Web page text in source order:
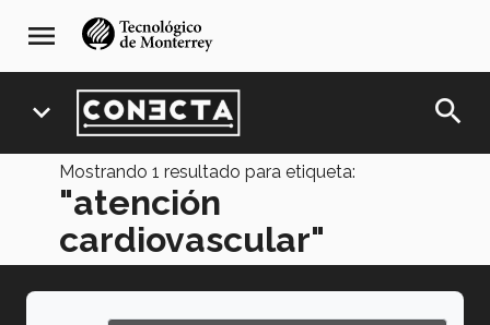
navegación
principal
menu
expand_more search
Mostrando 1 resultado para etiqueta:
"atención
cardiovascular"